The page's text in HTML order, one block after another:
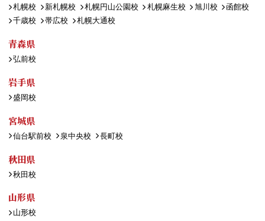
札幌校 新札幌校 札幌円山公園校 札幌麻生校 旭川校
函館校
千歳校
帯広校 札幌大通校
青森県
弘前校
岩手県
盛岡校
宮城県
仙台駅前校 泉中央校 長町校
秋田県
秋田校
山形県
山形校